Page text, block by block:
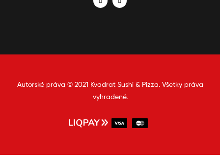
Autorské práva © 2021 Kvadrat Sushi & Pizza. Všetky práva
vyhradené.